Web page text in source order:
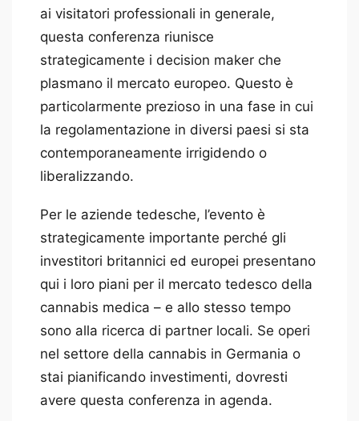
ai visitatori professionali in generale,
questa conferenza riunisce
strategicamente i decision maker che
plasmano il mercato europeo. Questo è
particolarmente prezioso in una fase in cui
la regolamentazione in diversi paesi si sta
contemporaneamente irrigidendo o
liberalizzando.
Per le aziende tedesche, l’evento è
strategicamente importante perché gli
investitori britannici ed europei presentano
qui i loro piani per il mercato tedesco della
cannabis medica – e allo stesso tempo
sono alla ricerca di partner locali. Se operi
nel settore della cannabis in Germania o
stai pianificando investimenti, dovresti
avere questa conferenza in agenda.